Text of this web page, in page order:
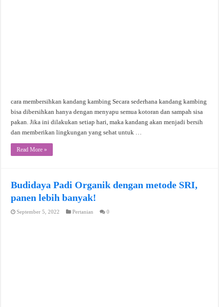
cara membersihkan kandang kambing Secara sederhana kandang kambing
bisa dibersihkan hanya dengan menyapu semua kotoran dan sampah sisa
pakan. Jika ini dilakukan setiap hari, maka kandang akan menjadi bersih
dan memberikan lingkungan yang sehat untuk …
Read More »
Budidaya Padi Organik dengan metode SRI,
panen lebih banyak!
September 5, 2022 Pertanian 0